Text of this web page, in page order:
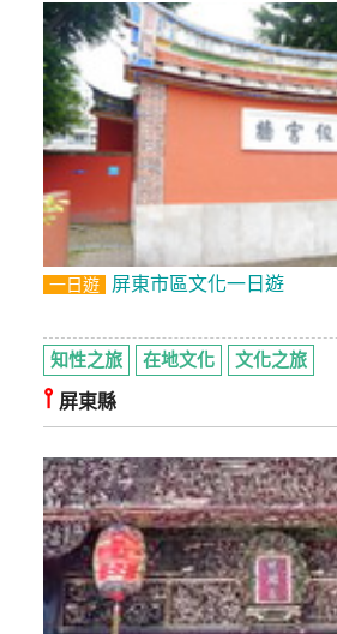
一日遊 屏東市區文化一日遊
知性之旅 在地文化 文化之旅
⫯ 屏東縣